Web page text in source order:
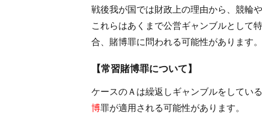
戦後我が国では財政上の理由から、競輪
これらはあくまで公営ギャンブルとして
合、賭博罪に問われる可能性があります。
【常習賭博罪について】
ケースのＡは繰返しギャンブルをしてい
博罪が適用される可能性があります。